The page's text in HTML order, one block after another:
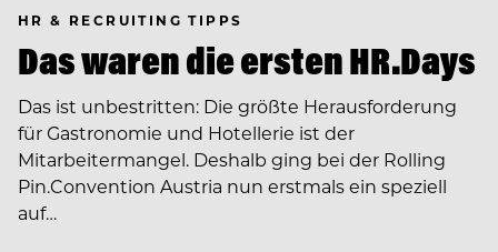
HR & RECRUITING TIPPS
Das waren die ersten HR.Days
Das ist unbestritten: Die größte Herausforderung
für Gastronomie und Hotellerie ist der
Mitarbeitermangel. Deshalb ging bei der Rolling
Pin.Convention Austria nun erstmals ein speziell
auf…